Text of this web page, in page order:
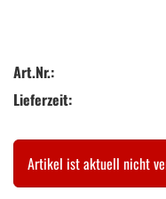
Art.Nr.:
Lieferzeit:
Artikel ist aktuell nicht